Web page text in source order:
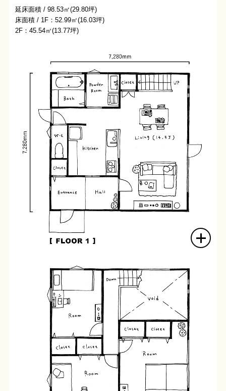
延床面積 / 98.53㎡(29.80坪)
床面積 / 1F：52.99㎡(16.03坪)
2F：45.54㎡(13.77坪)